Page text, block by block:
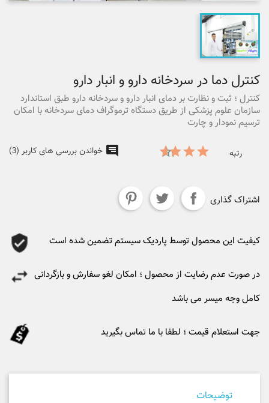
کنترل دما در سردخانه دارو و انبار دارو
کنترل ؛ ثبت و نظارت بر دمای انبار دارو و سردخانه دارو طبق استاندارد
سازمان علوم پزشکی از طریق دستگاه ترموگراف دمای سردخانه با امکان
ترسیم نمودار و چارت
رتبه خواندن بررسی های کاربر (3)
اشتراک گذاری
کیفیت این محصول توسط پاردیک سیستم تضمین شده است
در صورت عدم رضایت از محصول ؛ امکان لغو سفارش و بازگردانی
کامل وجه میسر می باشد
جهت استعلام قیمت ؛ لطفا با ما تماس بگیرید
توضیحات